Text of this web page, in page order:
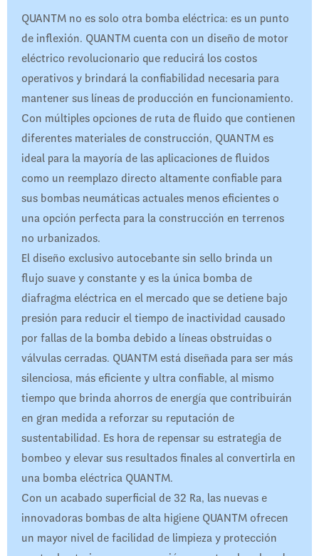
QUANTM no es solo otra bomba eléctrica: es un punto
de inflexión. QUANTM cuenta con un diseño de motor
eléctrico revolucionario que reducirá los costos
operativos y brindará la confiabilidad necesaria para
mantener sus líneas de producción en funcionamiento.
Con múltiples opciones de ruta de fluido que contienen
diferentes materiales de construcción, QUANTM es
ideal para la mayoría de las aplicaciones de fluidos
como un reemplazo directo altamente confiable para
sus bombas neumáticas actuales menos eficientes o
una opción perfecta para la construcción en terrenos
no urbanizados.
El diseño exclusivo autocebante sin sello brinda un
flujo suave y constante y es la única bomba de
diafragma eléctrica en el mercado que se detiene bajo
presión para reducir el tiempo de inactividad causado
por fallas de la bomba debido a líneas obstruidas o
válvulas cerradas. QUANTM está diseñada para ser más
silenciosa, más eficiente y ultra confiable, al mismo
tiempo que brinda ahorros de energía que contribuirán
en gran medida a reforzar su reputación de
sustentabilidad. Es hora de repensar su estrategia de
bombeo y elevar sus resultados finales al convertirla en
una bomba eléctrica QUANTM.
Con un acabado superficial de 32 Ra, las nuevas e
innovadoras bombas de alta higiene QUANTM ofrecen
un mayor nivel de facilidad de limpieza y protección